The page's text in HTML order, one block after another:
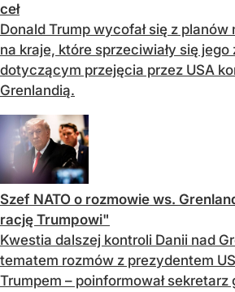
ceł
Donald Trump wycofał się z planów
na kraje, które sprzeciwiały się jego
dotyczącym przejęcia przez USA
Grenlandią.
Szef NATO o rozmowie ws.
rację Trumpowi"
Kwestia dalszej kontroli Danii nad
tematem rozmów z prezydentem
Trumpem – poinformował sekretarz